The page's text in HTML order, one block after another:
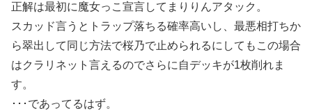
正解は最初に魔女っこ宣言してまりりんアタック。
スカッド言うとトラップ落ちる確率高いし、最悪相打ちか
ら翠出して同じ方法で桜乃で止められるにしてもこの場合
はクラリネット言えるのでさらに自デッキが1枚削れま
す。
･･･であってるはず。